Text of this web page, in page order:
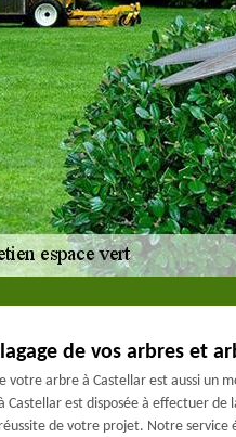
de vos arbres et
votre arbre à Castellar est aussi
Castellar est disposée à effectuer
de votre projet. Notre service